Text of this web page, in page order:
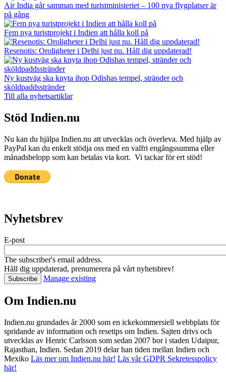
Air India går samman med turistministeriet – 100 nya flygplatser är
på gång
Fem nya turistprojekt i Indien att hålla koll på
Resenotis: Oroligheter i Delhi just nu. Håll dig uppdaterad!
Ny kustväg ska knyta ihop Odishas tempel, stränder och
sköldpaddsstränder
Till alla nyhetsartiklar
Stöd Indien.nu
Nu kan du hjälpa Indien.nu att utvecklas och överleva. Med hjälp av
PayPal kan du enkelt stödja oss med en valfri engångssumma eller
månadsbelopp som kan betalas via kort. Vi tackar för ert stöd!
Nyhetsbrev
E-post
The subscriber's email address.
Håll dig uppdaterad, prenumerera på vårt nyhetsbrev!
Manage existing
Om Indien.nu
Indien.nu grundades år 2000 som en ickekommersiell webbplats för
spridande av information och resetips om Indien. Sajten drivs och
utvecklas av Henric Carlsson som sedan 2007 bor i staden Udaipur,
Rajasthan, Indien. Sedan 2019 delar han tiden mellan Indien och
Mexiko Läs mer om Indien.nu här! Läs vår GDPR Sekretesspolicy
här!